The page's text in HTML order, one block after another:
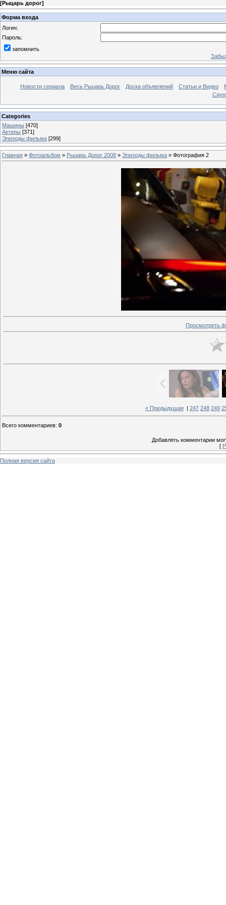
[Рыцарь дорог]
Форма входа
Логин:
Пароль:
запомнить
Меню сайта
Новости сериала Весь Рыцарь Дорог Доска объявлений Статьи и Видео
Categories
Машины [470]
Актеры [371]
Эпизоды фильма [299]
Главная » Фотоальбом » Рыцарь Дорог 2008 » Эпизоды фильма » Фотография 2
Просмотреть
« Предыдущая 247 248 249
Всего комментариев: 0
Добавлять комментарии
[
Полная версия сайта